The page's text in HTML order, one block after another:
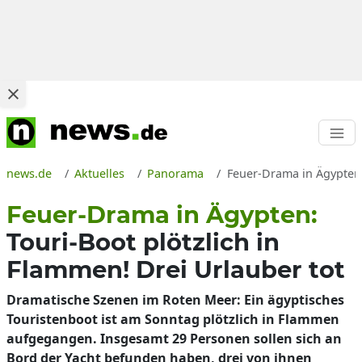
news.de Aktuelles Panorama Feuer-Drama in
Feuer-Drama in Ägypten:
Touri-Boot plötzlich in
Flammen! Drei Urlauber tot
Dramatische Szenen im Roten Meer: Ein ägyptisches
Touristenboot ist am Sonntag plötzlich in Flammen
aufgegangen. Insgesamt 29 Personen sollen sich an
Bord der Yacht befunden haben, drei von ihnen